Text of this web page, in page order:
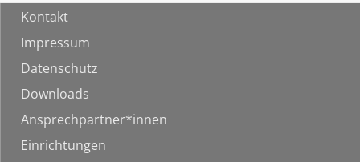
Kontakt
Impressum
Datenschutz
Downloads
Ansprechpartner*innen
Einrichtungen